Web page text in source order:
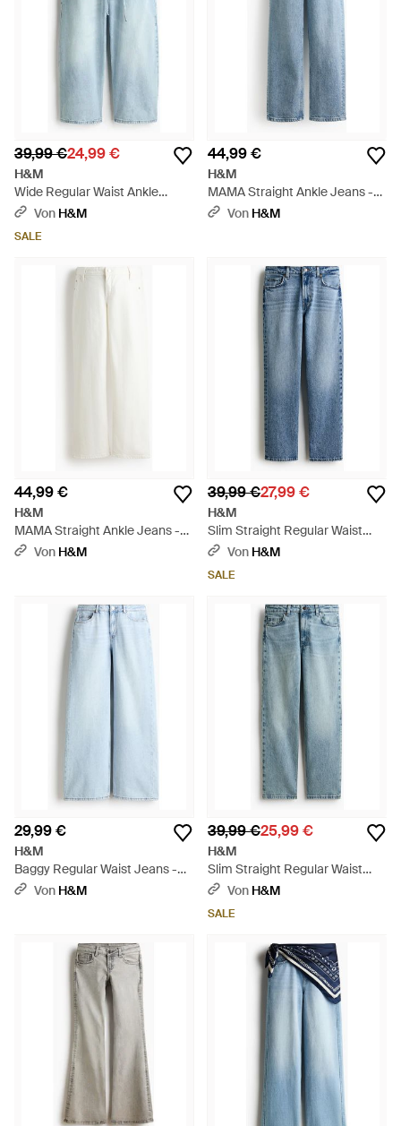
39,99 €24,99 €
H&M
Wide Regular Waist Ankle
Jeans - Blau
Von H&M
SALE
44,99 €
H&M
MAMA Straight Ankle Jeans -
BlauVon H&M
44,99 €
H&M
MAMA Straight Ankle Jeans -
WeißVon H&M
39,99 €27,99 €
H&M
Slim Straight Regular Waist
Ankle Jeans - Blau
Von H&M
SALE
29,99 €
H&M
Baggy Regular Waist Jeans -
BlauVon H&M
39,99 €25,99 €
H&M
Slim Straight Regular Waist
Ankle Jeans - Blau
Von H&M
SALE